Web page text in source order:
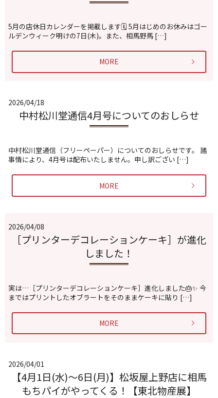
5月の店休日カレンダーを掲載します🗓️ 5月はじめのお休みはゴー
ルデンウィーク明けの7日(木)。また、相馬野馬 […]
MORE
2026/04/18
中村松川堂通信4月号についてのおしらせ
中村松川堂通信（フリーペーパー）についてのおしらせです。 諸
事情により、4月号は配布いたしません。申し訳ござい […]
MORE
2026/04/08
［プリンターデコレーションケーキ］が進化
しました！
実は…［プリンターデコレーションケーキ］進化しました🎂✨ 今
まではプリントしたオブラートをそのままケーキに貼り […]
MORE
2026/04/01
【4月1日(水)〜6日(月)】松坂屋上野店に相馬
もちパイがやってくる！【東北物産展】